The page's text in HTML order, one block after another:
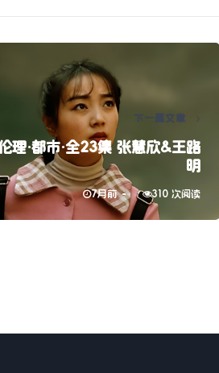
下一篇文章
理·都市·全23集 张慧欣&王路
明
7月前 310 次阅读